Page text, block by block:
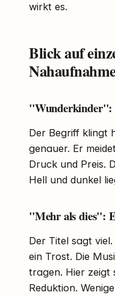
wirkt es.
Blick auf
"Wunderkinder":
Der Begriff klingt
genauer. Er
Druck und Preis.
Hell und dunkel
"Mehr als dies":
Der Titel sagt
ein Trost. Die
tragen. Hier zeigt
Reduktion.